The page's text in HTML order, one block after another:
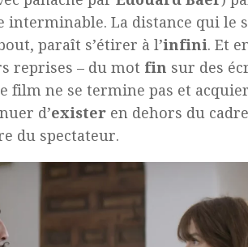
interminable. La distance qui le
paraît s’étirer à l’infini. Et
reprises – du mot fin sur des
film ne se termine pas et
d’exister en dehors du
du spectateur.